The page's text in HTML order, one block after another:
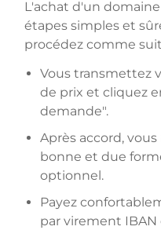
L'achat d'un
étapes simples et
procédez comme
Vous transmettez
de prix et cliquez
demande".
Après accord,
bonne et due
optionnel.
Payez
par virement IBAN